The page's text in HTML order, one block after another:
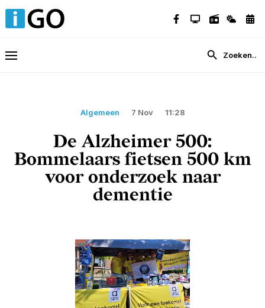
Algemeen 7 Nov 11:28
De Alzheimer 500:
Bommelaars fietsen 500 km
voor onderzoek naar
dementie